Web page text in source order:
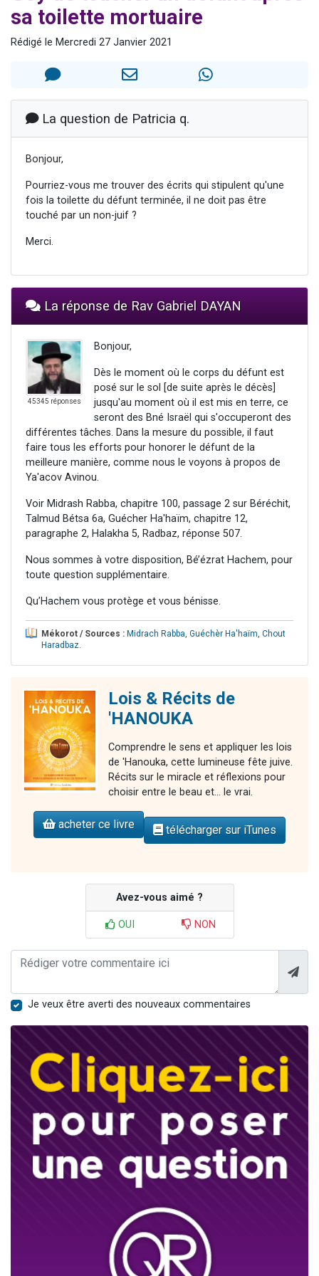
4 personnes viennent de nous rejoindre sur WhatsApp
sa toilette mortuaire
Rédigé le Mercredi 27 Janvier 2021
La question de Patricia q.
Bonjour,
Pourriez-vous me trouver des écrits qui stipulent qu'une
fois la toilette du défunt terminée, il ne doit pas être
touché par un non-juif ?
Merci.
La réponse de Rav Gabriel DAYAN
45345 réponses
Bonjour,
Dès le moment où le corps du défunt est
posé sur le sol [de suite après le décès]
jusqu'au moment où il est mis en terre, ce
seront des Bné Israël qui s'occuperont des
différentes tâches. Dans la mesure du possible, il faut
faire tous les efforts pour honorer le défunt de la
meilleure manière, comme nous le voyons à propos de
Ya'acov Avinou.
Voir Midrash Rabba, chapitre 100, passage 2 sur Béréchit,
Talmud Bétsa 6a, Guécher Ha'haïm, chapitre 12,
paragraphe 2, Halakha 5, Radbaz, réponse 507.
Nous sommes à votre disposition, Bé’ézrat Hachem, pour
toute question supplémentaire.
Qu’Hachem vous protège et vous bénisse.
Mékorot / Sources : Midrach Rabba, Guéchèr Ha'haïm, Chout
Haradbaz.
Lois & Récits de
'HANOUKA
Comprendre le sens et appliquer les lois
de 'Hanouka, cette lumineuse fête juive.
Récits sur le miracle et réflexions pour
choisir entre le beau et... le vrai.
acheter ce livre télécharger sur iTunes
Avez-vous aimé ?
OUI NON
Je veux être averti des nouveaux commentaires